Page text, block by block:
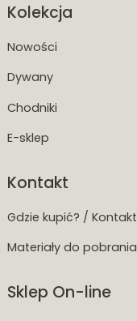
Kolekcja
Nowości
Dywany
Chodniki
E-sklep
Kontakt
Gdzie kupić? / Kontakt
Materiały do pobrania
Sklep On-line